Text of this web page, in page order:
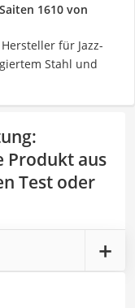
1610 von
für Jazz-
Stahl und
:
Produkt aus
Test oder